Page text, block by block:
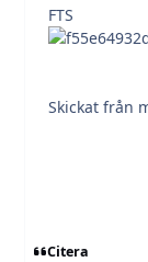
FTS
Skickat från
Citera